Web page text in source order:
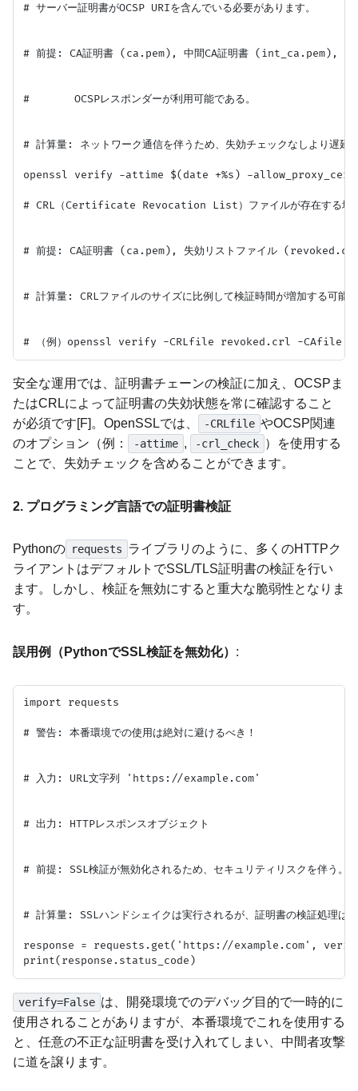
# サーバー証明書がOCSP URIを含んでいる必要があります。
# 前提: CA証明書 (ca.pem), 中間CA証明書 (int_ca.pem), サ
#       OCSPレスポンダーが利用可能である。
# 計算量: ネットワーク通信を伴うため、失効チェックなしより遅延
openssl verify -attime $(date +%s) -
# CRL（Certificate Revocation List）ファイルが存在する場
# 前提: CA証明書 (ca.pem), 失効リストファイル
# 計算量: CRLファイルのサイズに比例して検証時間が増加する可能
安全な運用では、証明書チェーンの検証に加え、OCSPま
たはCRLによって証明書の失効状態を常に確認すること
が必須です[F]。OpenSSLでは、
-CRLfile やOCSP関連
のオプション（例：
-attime , -crl_check ）を使用する
ことで、失効チェックを含めることができます。
2. プログラミング言語での証明書検証
Pythonの requests ライブラリのように、多くのHTTPク
ライアントはデフォルトでSSL/TLS証明書の検証を行い
ます。しかし、検証を無効にすると重大な脆弱性となりま
す。
誤用例（PythonでSSL検証を無効化） :
import requests
# 警告: 本番環境での使用は絶対に避けるべき！
# 入力: URL文字列 'https://example.com'
# 出力: HTTPレスポンスオブジェクト
# 前提: SSL検証が無効化されるため、セキュリティリスクを伴う。
# 計算量: SSLハンドシェイクは実行されるが、証明書の検証処理は
response = requests.get('https://example.com',
verify=False は、開発環境でのデバッグ目的で一時的に
使用されることがありますが、本番環境でこれを使用する
と、任意の不正な証明書を受け入れてしまい、中間者攻撃
に道を譲ります。